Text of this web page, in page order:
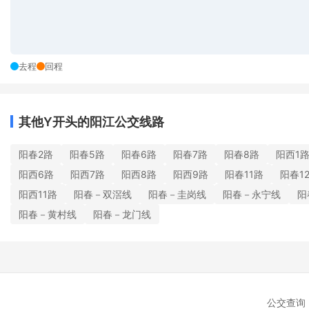
去程 回程
其他Y开头的阳江公交线路
阳春2路 阳春5路 阳春6路 阳春7路 阳春8路
阳西1路
阳西6路
阳西7路 阳西8路 阳西9路 阳春11路
阳春
阳西11路
阳春－双滘线 阳春－圭岗线 阳春－永宁线
阳春－黄村线
阳春－龙门线
公交查询